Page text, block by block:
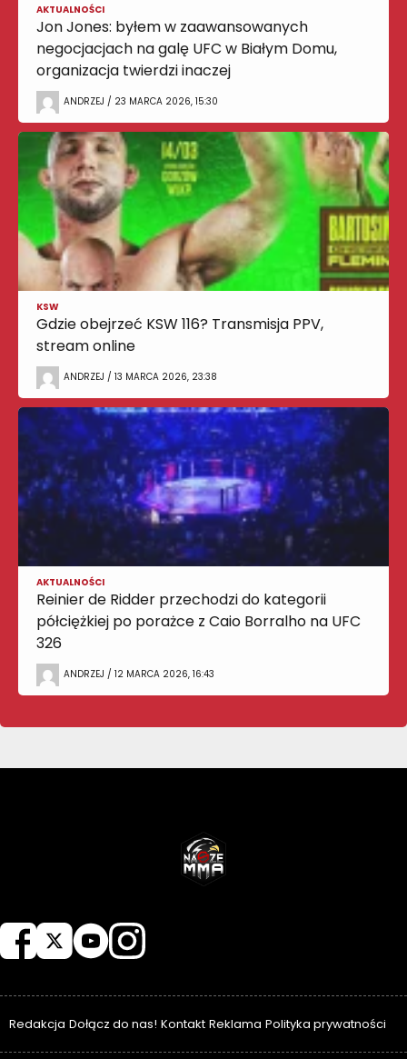
AKTUALNOŚCI
Jon Jones: byłem w zaawansowanych
negocjacjach na galę UFC w Białym Domu,
organizacja twierdzi inaczej
ANDRZEJ / 23 MARCA 2026, 15:30
KSW
Gdzie obejrzeć KSW 116? Transmisja PPV,
stream online
ANDRZEJ / 13 MARCA 2026, 23:38
AKTUALNOŚCI
Reinier de Ridder przechodzi do kategorii
półciężkiej po porażce z Caio Borralho na UFC
326
ANDRZEJ / 12 MARCA 2026, 16:43
Redakcja Dołącz do nas! Kontakt Reklama Polityka prywatności